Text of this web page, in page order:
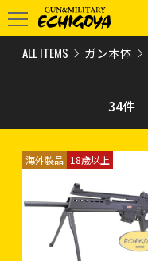
ALL ITEMS ガン本体
34件
海外製品 18歳以上